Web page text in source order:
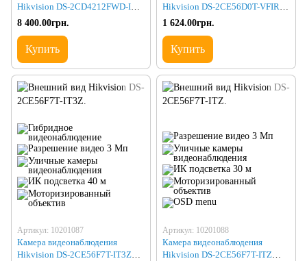
Hikvision DS-2CD4212FWD-IZ
(2.8-12)
8 400.00грн.
Купить
Hikvision DS-2CE56D0T-VFIRF
(2.8-12)
1 624.00грн.
Купить
Артикул: 10201087
Камера видеонаблюдения
Hikvision DS-2CE56F7T-IT3Z
Артикул: 10201088
Камера видеонаблюдения
Hikvision DS-2CE56F7T-ITZ